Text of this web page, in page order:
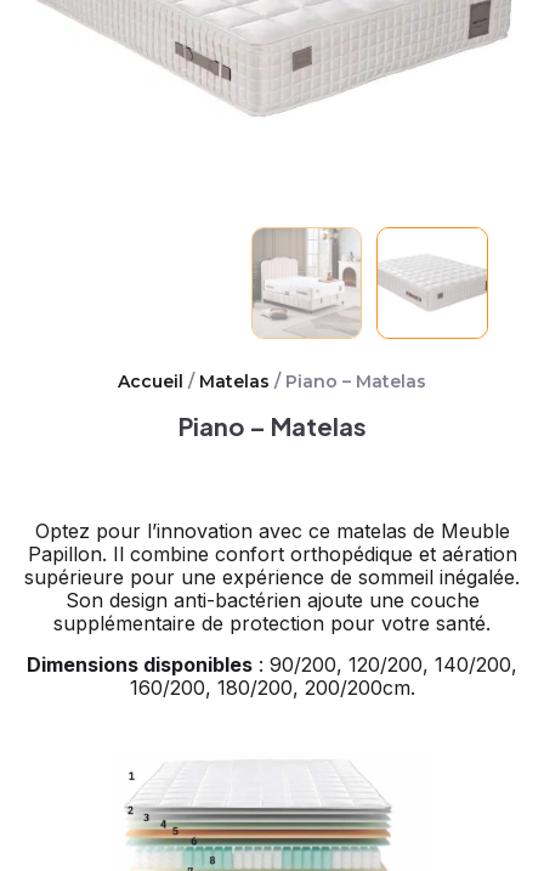
Accueil / Matelas / Piano – Matelas
Piano – Matelas
Optez pour l’innovation avec ce matelas de Meuble
Papillon. Il combine confort orthopédique et aération
supérieure pour une expérience de sommeil inégalée.
Son design anti-bactérien ajoute une couche
supplémentaire de protection pour votre santé.
Dimensions disponibles : 90/200, 120/200, 140/200,
160/200, 180/200, 200/200cm.